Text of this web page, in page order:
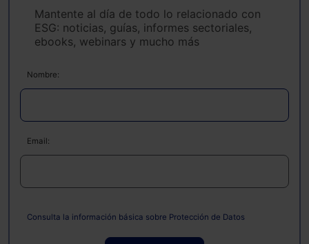
Mantente al día de todo lo relacionado con
ESG: noticias, guías, informes sectoriales,
ebooks, webinars y mucho más
Nombre:
Email:
Consulta la información básica sobre Protección de Datos